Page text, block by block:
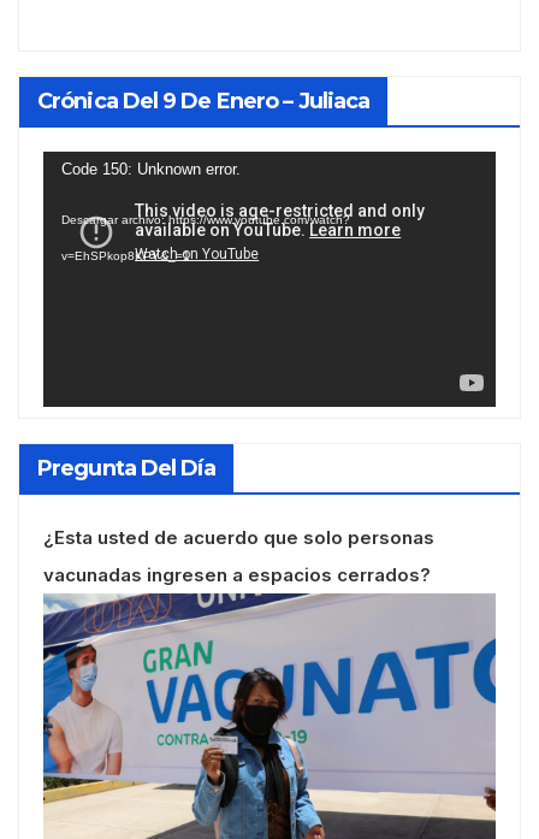
Crónica Del 9 De Enero – Juliaca
Reproductor
vídeo
Code 150: Unknown error.
Descargar archivo: https://www.youtube.com/watch?
v=EhSPkop8KPY&_=1
Pregunta Del Día
¿Esta usted de acuerdo que solo personas
vacunadas ingresen a espacios cerrados?